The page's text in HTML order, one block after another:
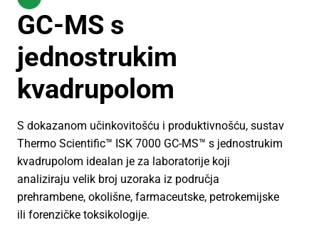
GC-MS s
jednostrukim
kvadrupolom
S dokazanom učinkovitošću i produktivnošću, sustav
Thermo Scientific™ ISK 7000 GC-MS™ s jednostrukim
kvadrupolom idealan je za laboratorije koji
analiziraju velik broj uzoraka iz područja
prehrambene, okolišne, farmaceutske, petrokemijske
ili forenzičke toksikologije.